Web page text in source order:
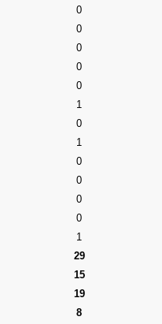
0
0
0
0
0
1
0
1
0
0
0
0
1
29
15
19
8